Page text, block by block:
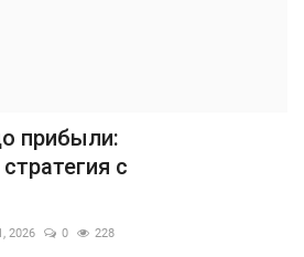
прибыли:
с
2026 0 228